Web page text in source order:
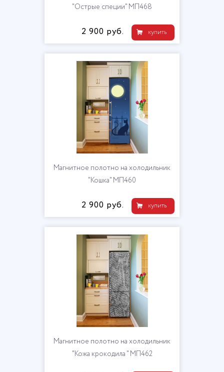
"Острые специи" МП468
купить
2 900 руб.
Магнитное полотно на холодильник
"Кошка" МП460
купить
2 900 руб.
Магнитное полотно на холодильник
"Кожа крокодила " МП462